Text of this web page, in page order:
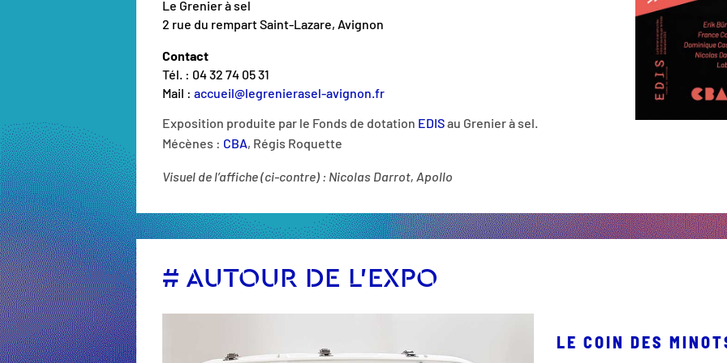
Le Grenier à sel
2 rue du rempart Saint-Lazare, Avignon
Contact
Tél. : 04 32 74 05 31
Mail : accueil@legrenierasel-avignon.fr
Exposition produite par le Fonds de dotation EDISau Grenier à sel.
Mécènes : CBA, Régis Roquette
Visuel de l’affiche (ci-contre) : Nicolas Darrot, Apollo
# AUTOUR DE L’EXPO
LE COIN DES